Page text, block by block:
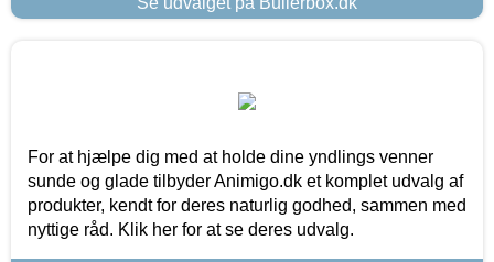
For at hjælpe dig med at holde dine yndlings venner
sunde og glade tilbyder Animigo.dk et komplet udvalg af
produkter, kendt for deres naturlig godhed, sammen med
nyttige råd. Klik her for at se deres udvalg.